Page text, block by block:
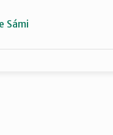
Sámi